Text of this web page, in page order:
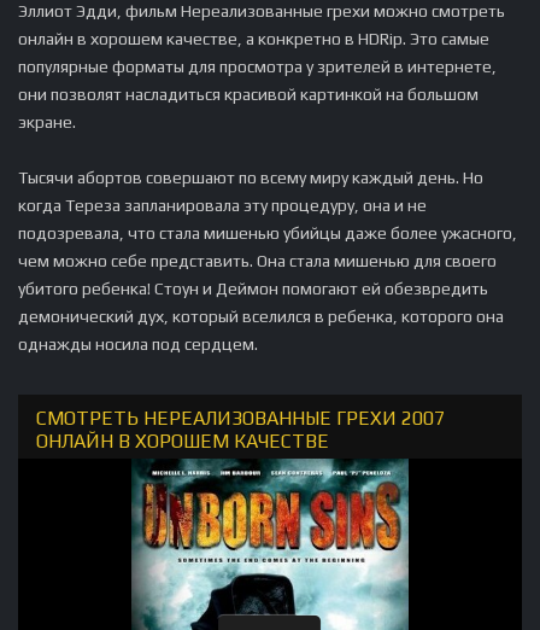
Эллиот Эдди, фильм Нереализованные грехи можно смотреть
онлайн в хорошем качестве, а конкретно в HDRip. Это самые
популярные форматы для просмотра у зрителей в интернете,
они позволят насладиться красивой картинкой на большом
экране.
Тысячи абортов совершают по всему миру каждый день. Но
когда Тереза запланировала эту процедуру, она и не
подозревала, что стала мишенью убийцы даже более ужасного,
чем можно себе представить. Она стала мишенью для своего
убитого ребенка! Стоун и Деймон помогают ей обезвредить
демонический дух, который вселился в ребенка, которого она
однажды носила под сердцем.
СМОТРЕТЬ НЕРЕАЛИЗОВАННЫЕ ГРЕХИ 2007
ОНЛАЙН В ХОРОШЕМ КАЧЕСТВЕ